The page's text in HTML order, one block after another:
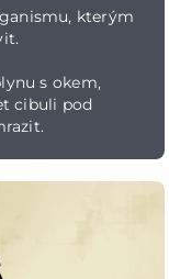
kterým
s okem,
cibuli pod